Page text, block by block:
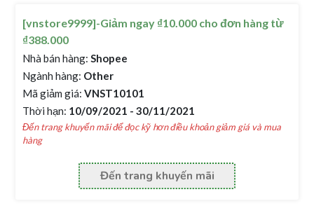
[vnstore9999]-Giảm ngay ₫10.000 cho đơn hàng từ
₫388.000
Nhà bán hàng: Shopee
Ngành hàng: Other
Mã giảm giá: VNST10101
Thời hạn: 10/09/2021 - 30/11/2021
Đến trang khuyến mãi để đọc kỹ hơn điều khoản giảm giá và mua
hàng
Đến trang khuyến mãi